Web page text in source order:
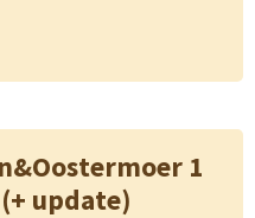
1
update)